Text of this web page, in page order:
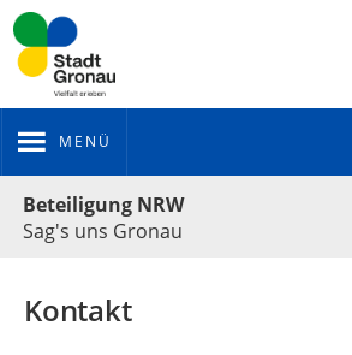
MENÜ
Beteiligung NRW
Sag's uns Gronau
Kontakt